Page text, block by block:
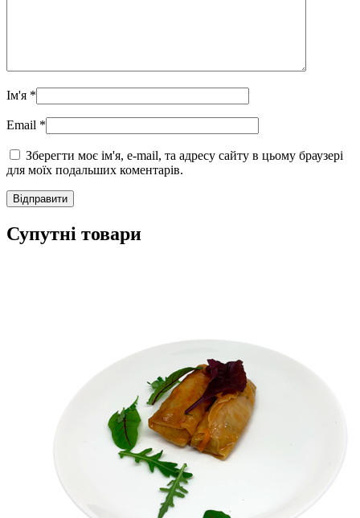
Ім'я *
Email *
Зберегти моє ім'я, e-mail, та адресу сайту в цьому браузері
для моїх подальших коментарів.
Супутні товари